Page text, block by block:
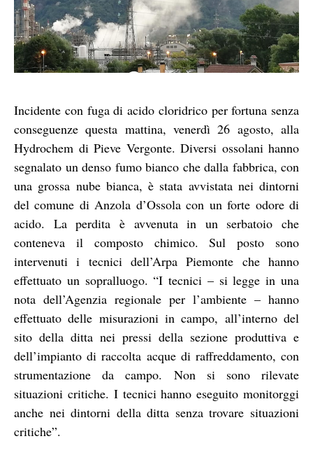
Incidente con fuga di acido cloridrico per fortuna senza
conseguenze questa mattina, venerdì 26 agosto, alla
Hydrochem di Pieve Vergonte. Diversi ossolani hanno
segnalato un denso fumo bianco che dalla fabbrica, con
una grossa nube bianca, è stata avvistata nei dintorni
del comune di Anzola d’Ossola con un forte odore di
acido. La perdita è avvenuta in un serbatoio che
conteneva il composto chimico. Sul posto sono
intervenuti i tecnici dell’Arpa Piemonte che hanno
effettuato un sopralluogo. “I tecnici – si legge in una
nota dell’Agenzia regionale per l’ambiente – hanno
effettuato delle misurazioni in campo, all’interno del
sito della ditta nei pressi della sezione produttiva e
dell’impianto di raccolta acque di raffreddamento, con
strumentazione da campo. Non si sono rilevate
situazioni critiche. I tecnici hanno eseguito monitorggi
anche nei dintorni della ditta senza trovare situazioni
critiche”.